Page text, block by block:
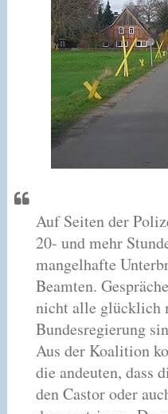
Auf Seiten der
20- und mehr
mangelhafte
Beamten.
nicht alle glücklich
Bundesregierung
Aus der Koalition
die andeuten, dass
den Castor oder